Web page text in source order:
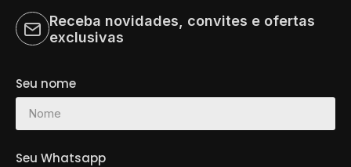
Receba novidades, convites e ofertas
exclusivas
Seu nome
Seu Whatsapp